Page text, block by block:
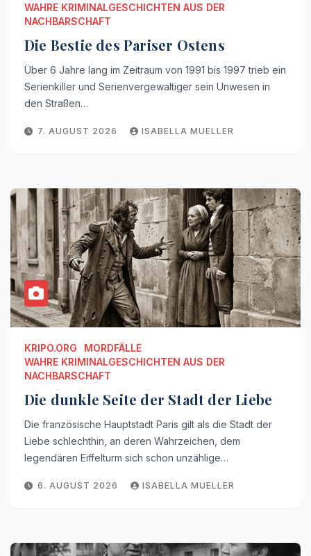
WAHRE KRIMINALGESCHICHTEN AUS DER
NACHBARSCHAFT
Die Bestie des Pariser Ostens
Über 6 Jahre lang im Zeitraum von 1991 bis 1997 trieb ein
Serienkiller und Serienvergewaltiger sein Unwesen in
den Straßen…
7. AUGUST 2026 ISABELLA MUELLER
KRIPO.ORG
MORDFÄLLE
WAHRE KRIMINALGESCHICHTEN AUS DER
NACHBARSCHAFT
Die dunkle Seite der Stadt der Liebe
Die französische Hauptstadt Paris gilt als die Stadt der
Liebe schlechthin, an deren Wahrzeichen, dem
legendären Eiffelturm sich schon unzählige…
6. AUGUST 2026 ISABELLA MUELLER